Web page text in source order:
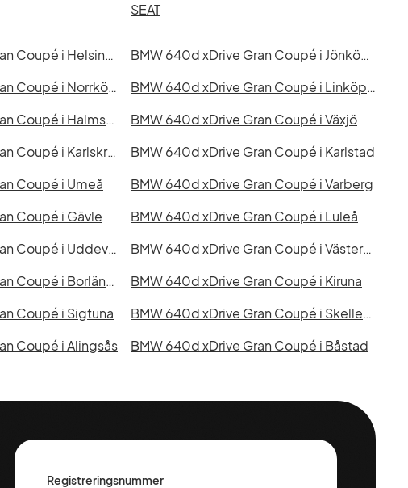
SEAT
BMW 640d xDrive Gran Coupé i Helsingborg
BMW 640d xDrive Gran Coupé i Jönköping
BMW 640d xDrive Gran Coupé i Norrköping
BMW 640d xDrive Gran Coupé i Linköping
BMW 640d xDrive Gran Coupé i Halmstad
BMW 640d xDrive Gran Coupé i Växjö
BMW 640d xDrive Gran Coupé i Karlskrona
BMW 640d xDrive Gran Coupé i Karlstad
Coupé i Umeå
BMW 640d xDrive Gran Coupé i Varberg
Coupé i Gävle
BMW 640d xDrive Gran Coupé i Luleå
BMW 640d xDrive Gran Coupé i Uddevalla
BMW 640d xDrive Gran Coupé i Västervik
BMW 640d xDrive Gran Coupé i Borlänge
BMW 640d xDrive Gran Coupé i Kiruna
Coupé i Sigtuna
BMW 640d xDrive Gran Coupé i Skellefteå
Coupé i Alingsås BMW 640d xDrive Gran Coupé i Båstad
Registreringsnummer